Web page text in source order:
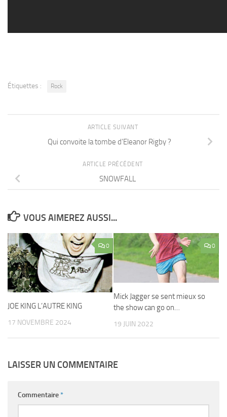
Étiquettes : Rock
ARTICLE SUIVANT
Qui convoite la tombe d’Eleanor Rigby ?
ARTICLE PRÉCÉDENT
SNOWFALL
VOUS AIMEREZ AUSSI...
0
JOE KING L’AUTRE KING
17 NOVEMBRE 2024
0
Mick Jagger se sent mieux so
the show can go on…
19 JUIN 2022
LAISSER UN COMMENTAIRE
Commentaire*